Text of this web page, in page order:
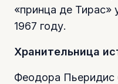
«принца де Тирас»
1967 году.
Хранительница
Феодора Пьеридис